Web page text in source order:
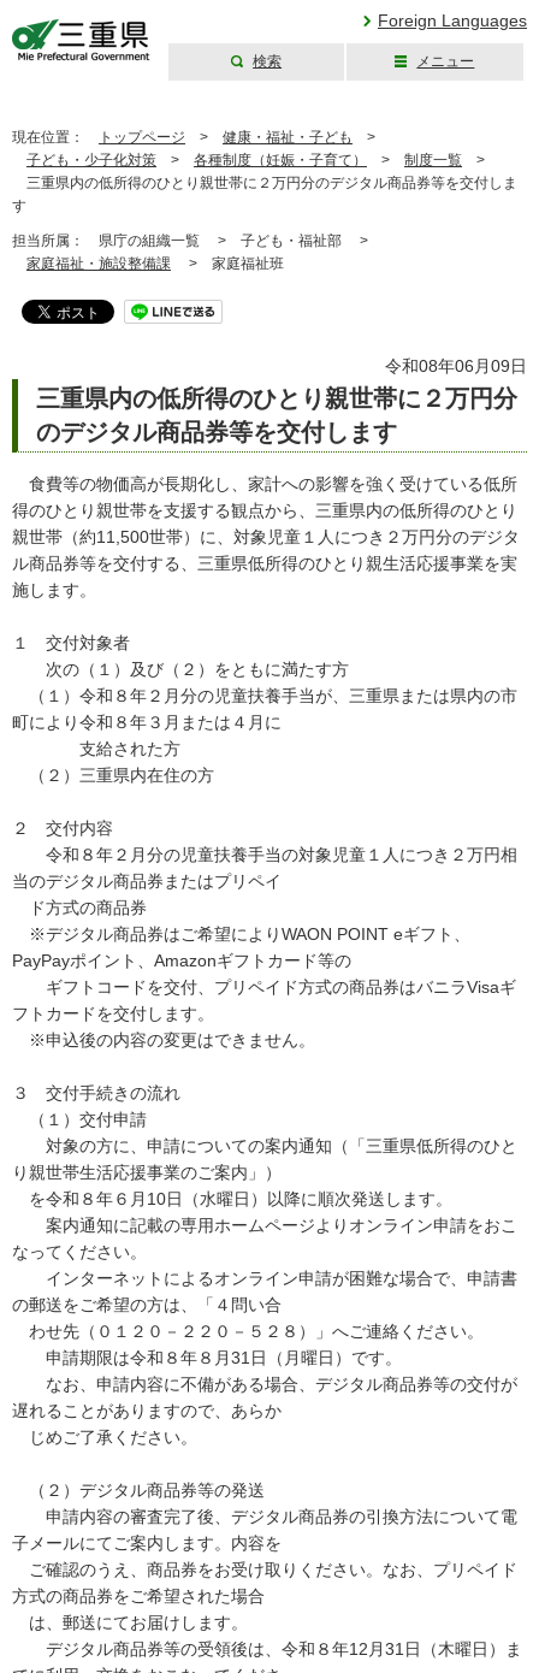
Foreign Languages
検索 メニュー
現在位置： トップページ > 健康・福祉・子ども
>
子ども・少子化対策 > 各種制度（妊娠・子育て） > 制度一覧 >
三重県内の低所得のひとり親世帯に２万円分のデジタル商品券等を交付しま
す
担当所属： 県庁の組織一覧 > 子ども・福祉部 >
家庭福祉・施設整備課 > 家庭福祉班
令和08年06月09日
三重県内の低所得のひとり親世帯に２万円分
のデジタル商品券等を交付します
食費等の物価高が長期化し、家計への影響を強く受けている低所
得のひとり親世帯を支援する観点から、三重県内の低所得のひとり
親世帯（約11,500世帯）に、対象児童１人につき２万円分のデジタ
ル商品券等を交付する、三重県低所得のひとり親生活応援事業を実
施します。
１ 交付対象者
次の（１）及び（２）をともに満たす方
（１）令和８年２月分の児童扶養手当が、三重県または県内の市
町により令和８年３月または４月に
支給された方
（２）三重県内在住の方
２ 交付内容
令和８年２月分の児童扶養手当の対象児童１人につき２万円相
当のデジタル商品券またはプリペイ
ド方式の商品券
※デジタル商品券はご希望によりWAON POINT eギフト、
PayPayポイント、Amazonギフトカード等の
ギフトコードを交付、プリペイド方式の商品券はバニラVisaギ
フトカードを交付します。
※申込後の内容の変更はできません。
３ 交付手続きの流れ
（１）交付申請
対象の方に、申請についての案内通知（「三重県低所得のひと
り親世帯生活応援事業のご案内」）
を令和８年６月10日（水曜日）以降に順次発送します。
案内通知に記載の専用ホームページよりオンライン申請をおこ
なってください。
インターネットによるオンライン申請が困難な場合で、申請書
の郵送をご希望の方は、「４問い合
わせ先（０１２０－２２０－５２８）」へご連絡ください。
申請期限は令和８年８月31日（月曜日）です。
なお、申請内容に不備がある場合、デジタル商品券等の交付が
遅れることがありますので、あらか
じめご了承ください。
（２）デジタル商品券等の発送
申請内容の審査完了後、デジタル商品券の引換方法について電
子メールにてご案内します。内容を
ご確認のうえ、商品券をお受け取りください。なお、プリペイド
方式の商品券をご希望された場合
は、郵送にてお届けします。
デジタル商品券等の受領後は、令和８年12月31日（木曜日）ま